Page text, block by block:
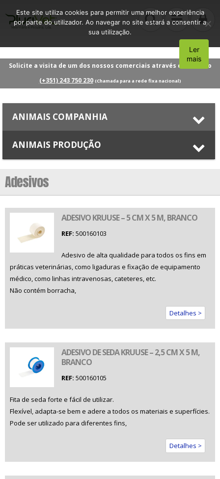
Solicite a visita de um dos nossos comerciais através do número
(+351) 243 750 230 (Chamada para a rede fixa nacional)
ANIMAIS COMPANHIA
ANIMAIS PRODUÇÃO
Adesivos
ADESIVO KRUUSE – 5 CM X 5 M, BRANCO
REF: 500160103
Adesivo de alta qualidade para todos os fins em
práticas veterinárias, como ligaduras e fixação de equipamento
médico, como linhas intravenosas, cateteres, etc.
Não contém borracha,
Detalhes >
ADESIVO DE SEDA KRUUSE – 2,5 CM X 5 M,
BRANCO
REF: 500160105
Fita de seda forte e fácil de utilizar.
Flexível, adapta-se bem e adere a todos os materiais e superfícies.
Pode ser utilizado para diferentes fins,
Detalhes >
Este site utiliza cookies para permitir uma melhor experiência
por parte do utilizador. Ao navegar no site estará a consentir a
sua utilização.
Aceito
Ler
mais